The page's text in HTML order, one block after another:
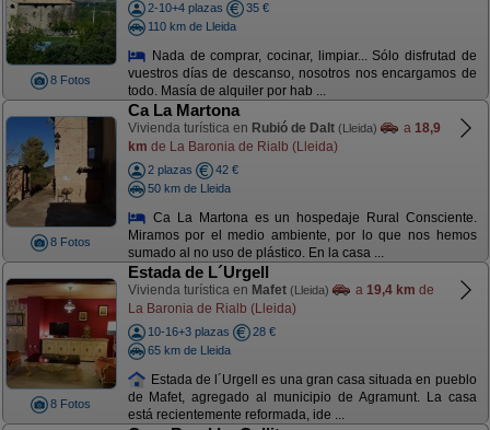
8 Fotos
2-10+4 plazas
35 €
110 km de Lleida
Nada de comprar, cocinar, limpiar... Sólo disfrutad de
vuestros días de descanso, nosotros nos encargamos de
todo. Masía de alquiler por hab ...
8 Fotos
Ca La Martona
Vivienda turística en Rubió de Dalt (Lleida) a 18,9
km de La Baronia de Rialb (Lleida)
2 plazas
42 €
50 km de Lleida
Ca La Martona es un hospedaje Rural Consciente.
Miramos por el medio ambiente, por lo que nos hemos
sumado al no uso de plástico. En la casa ...
8 Fotos
Estada de L´Urgell
Vivienda turística en Mafet (Lleida) a 19,4 km de
La Baronia de Rialb (Lleida)
10-16+3 plazas
28 €
65 km de Lleida
Estada de l´Urgell es una gran casa situada en pueblo
de Mafet, agregado al municipio de Agramunt. La casa
está recientemente reformada, ide ...